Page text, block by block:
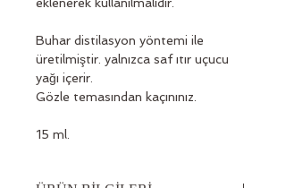
Buhar distilasyon yöntemi ile
üretilmiştir. yalnızca saf ıtır uçucu
yağı içerir.
Gözle temasından kaçınınız.
15 ml.